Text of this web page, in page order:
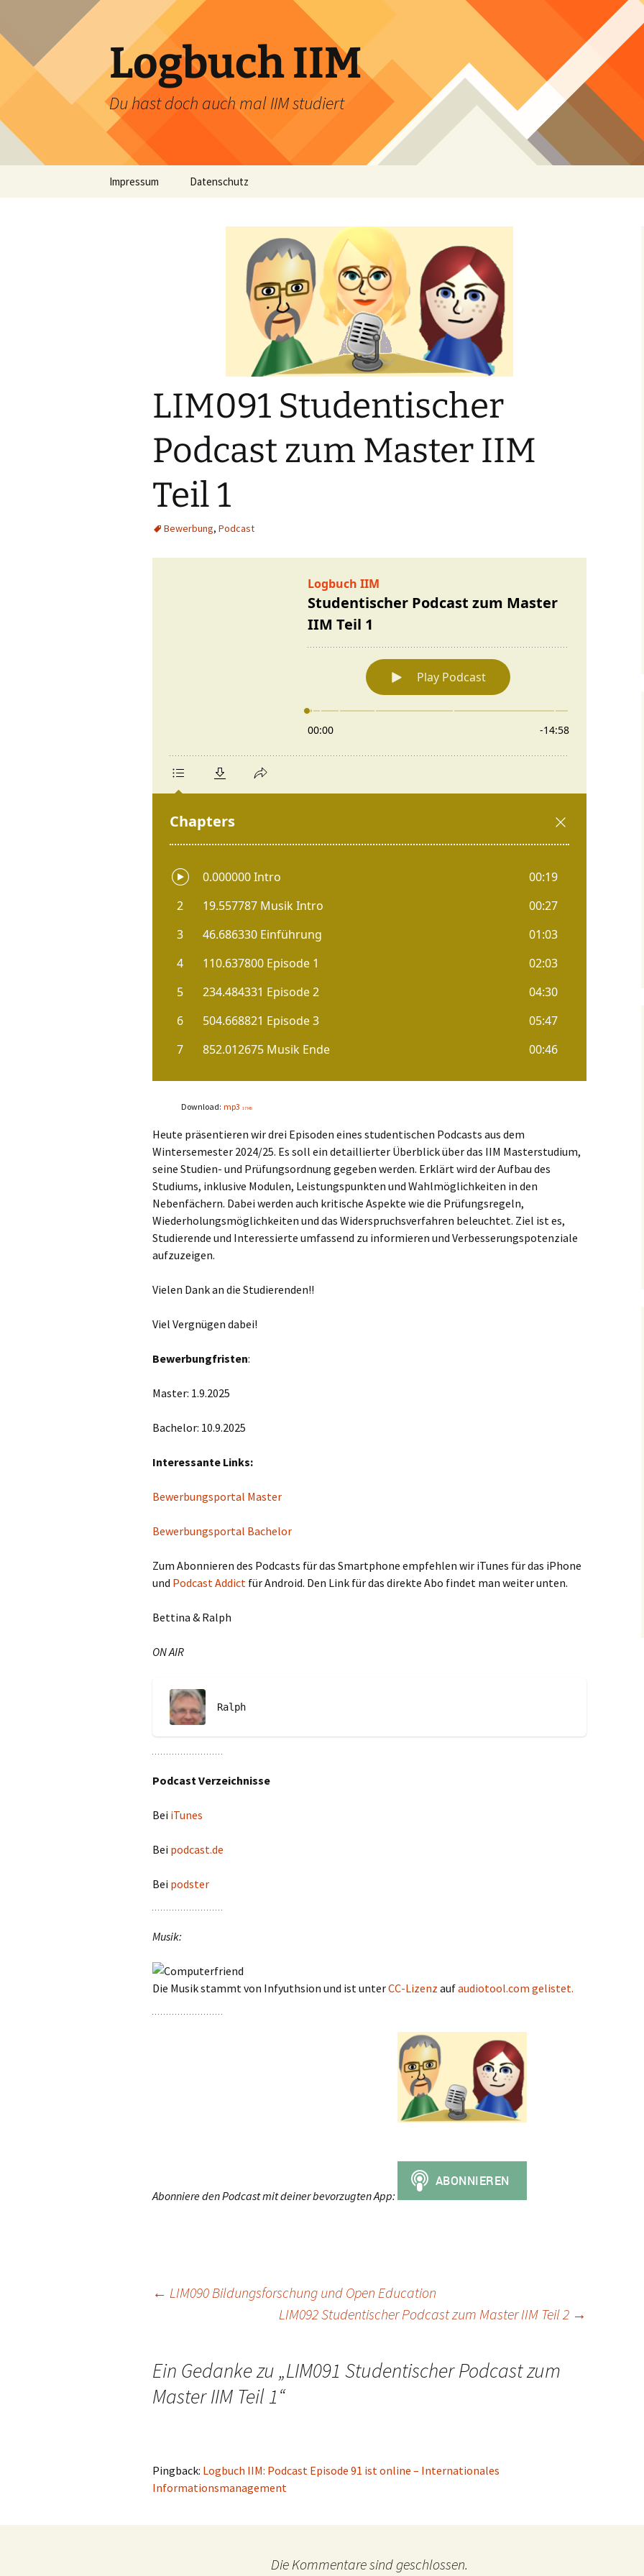
springen
Logbuch IIM
Du hast doch auch mal IIM studiert
Impressum Datenschutz
LIM091 Studentischer
Podcast zum Master IIM
Teil 1
Bewerbung, Podcast
Download: mp3 17 MB
Heute präsentieren wir drei Episoden eines studentischen Podcasts aus dem
Wintersemester 2024/25. Es soll ein detaillierter Überblick über das IIM Masterstudium,
seine Studien- und Prüfungsordnung gegeben werden. Erklärt wird der Aufbau des
Studiums, inklusive Modulen, Leistungspunkten und Wahlmöglichkeiten in den
Nebenfächern. Dabei werden auch kritische Aspekte wie die Prüfungsregeln,
Wiederholungsmöglichkeiten und das Widerspruchsverfahren beleuchtet. Ziel ist es,
Studierende und Interessierte umfassend zu informieren und Verbesserungspotenziale
aufzuzeigen.
Vielen Dank an die Studierenden!!
Viel Vergnügen dabei!
Bewerbungfristen:
Master: 1.9.2025
Bachelor: 10.9.2025
Interessante Links:
Bewerbungsportal Master
Bewerbungsportal Bachelor
Zum Abonnieren des Podcasts für das Smartphone empfehlen wir iTunes für das iPhone
und Podcast Addict für Android. Den Link für das direkte Abo findet man weiter unten.
Bettina & Ralph
ON AIR
Ralph
Podcast Verzeichnisse
Bei iTunes
Bei podcast.de
Bei podster
Musik:
Die Musik stammt von Infyuthsion und ist unterCC-Lizenz aufaudiotool.com gelistet.
Abonniere den Podcast mit deiner bevorzugten App:
Beitragsnavigation
← LIM090 Bildungsforschung und Open Education
LIM092 Studentischer Podcast zum Master IIM Teil 2 →
Ein Gedanke zu „LIM091 Studentischer Podcast zum
Master IIM Teil 1“
Pingback: Logbuch IIM: Podcast Episode 91 ist online – Internationales
Informationsmanagement
Die Kommentare sind geschlossen.